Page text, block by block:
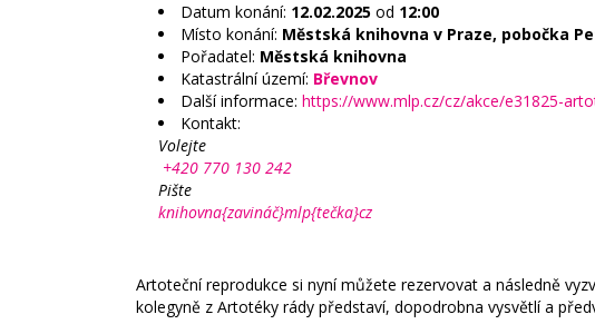
Datum konání: 12.02.2025 od 12:00
Místo konání: Městská knihovna v Praze, pobočka
Pořadatel: Městská knihovna
Katastrální území: Břevnov
Další informace: https://www.mlp.cz/cz/akce/e31825-
Kontakt:
Volejte
+420 770 130 242
Pište
knihovna{zavináč}mlp{tečka}cz
Artoteční reprodukce si nyní můžete rezervovat a následně
kolegyně z Artotéky rády představí, dopodrobna vysvětlí a